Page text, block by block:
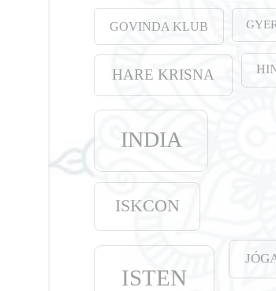
GOVINDA KLUB
HARE KRISNA
INDIA
ISKCON
ISTEN